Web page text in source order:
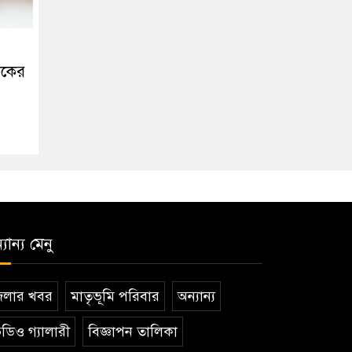
মেনু
খবর মাতৃভূমি পরিবার অন্যান্য
গ্যালারী বিজ্ঞাপন তালিকা